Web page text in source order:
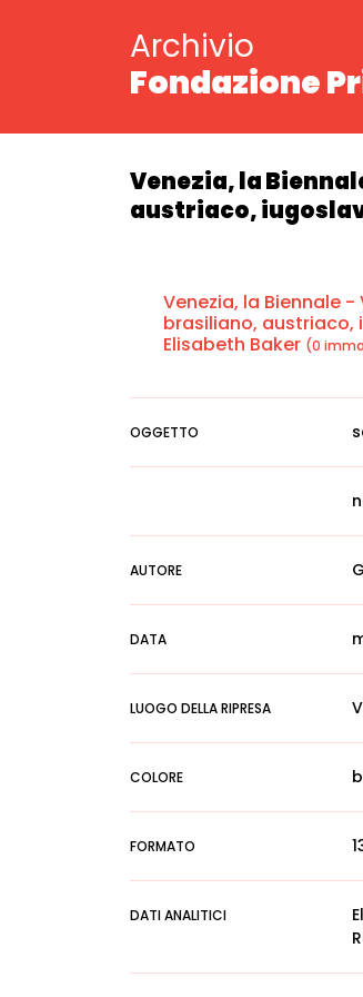
Archivio
Fondazione
Venezia, la
austriaco,
Venezia, la Biennale
brasiliano, austriaco,
Elisabeth Baker (0
OGGETTO
AUTORE
DATA
LUOGO DELLA RIPRESA
COLORE
FORMATO
DATI ANALITICI